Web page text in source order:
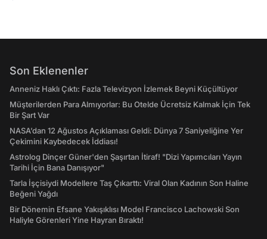
Son Eklenenler
Anneniz Haklı Çıktı: Fazla Televizyon İzlemek Beyni Küçültüyor
Müşterilerden Para Almıyorlar: Bu Otelde Ücretsiz Kalmak İçin Tek
Bir Şart Var
NASA’dan 12 Ağustos Açıklaması Geldi: Dünya 7 Saniyeliğine Yer
Çekimini Kaybedecek İddiası!
Astrolog Dinçer Güner'den Şaşırtan İtiraf! "Dizi Yapımcıları Yayın
Tarihi İçin Bana Danışıyor"
Tarla İşçisiydi Modellere Taş Çıkarttı: Viral Olan Kadının Son Haline
Beğeni Yağdı
Bir Dönemin Efsane Yakışıklısı Model Francisco Lachowski Son
Haliyle Görenleri Yine Hayran Bıraktı!